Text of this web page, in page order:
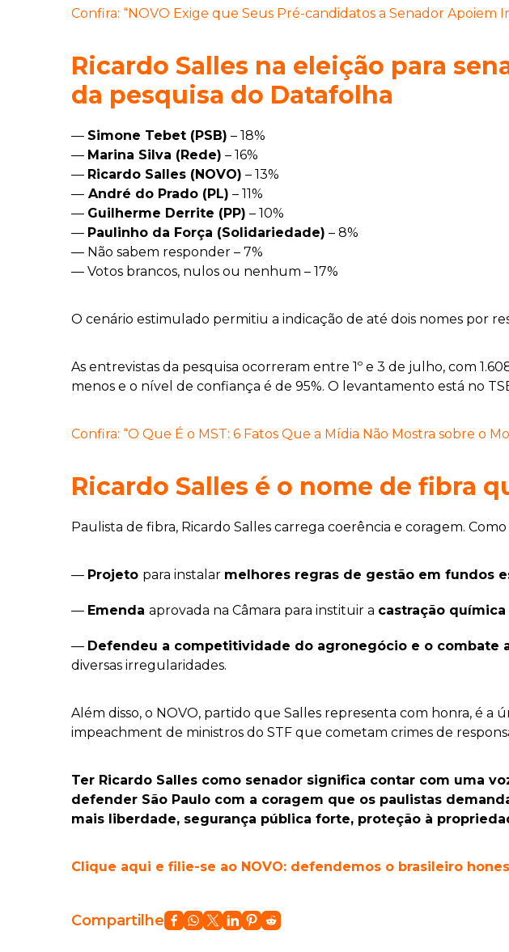
Confira: “NOVO Exige que Seus Pré-candidatos a Senador Apoiem
Ricardo Salles na eleição para
da pesquisa do Datafolha
— Simone Tebet (PSB) – 18%
— Marina Silva (Rede) – 16%
— Ricardo Salles (NOVO) – 13%
— André do Prado (PL) – 11%
— Guilherme Derrite (PP) – 10%
— Paulinho da Força (Solidariedade) – 8%
— Não sabem responder – 7%
— Votos brancos, nulos ou nenhum – 17%
O cenário estimulado permitiu a indicação de até dois nomes por
As entrevistas da pesquisa ocorreram entre 1º e 3 de julho, com
menos e o nível de confiança é de 95%. O levantamento está no
Confira: “O Que É o MST: 6 Fatos Que a Mídia Não Mostra sobre o
Ricardo Salles é o nome de fibra
Paulista de fibra, Ricardo Salles carrega coerência e coragem.
— Projeto para instalar melhores regras de gestão em fundos
— Emenda aprovada na Câmara para instituir a castração
— Defendeu a competitividade do agronegócio e o combate
diversas irregularidades.
Além disso, o NOVO, partido que Salles representa com honra, é
impeachment de ministros do STF que cometam crimes de
Ter Ricardo Salles como senador significa contar com uma
defender São Paulo com a coragem que os paulistas
mais liberdade, segurança pública forte, proteção à
Clique aqui e filie-se ao NOVO: defendemos o brasileiro
Compartilhe